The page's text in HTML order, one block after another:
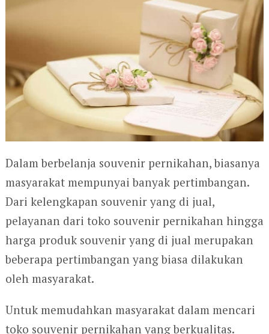
Dalam berbelanja souvenir pernikahan, biasanya
masyarakat mempunyai banyak pertimbangan.
Dari kelengkapan souvenir yang di jual,
pelayanan dari toko souvenir pernikahan hingga
harga produk souvenir yang di jual merupakan
beberapa pertimbangan yang biasa dilakukan
oleh masyarakat.
Untuk memudahkan masyarakat dalam mencari
toko souvenir pernikahan yang berkualitas.